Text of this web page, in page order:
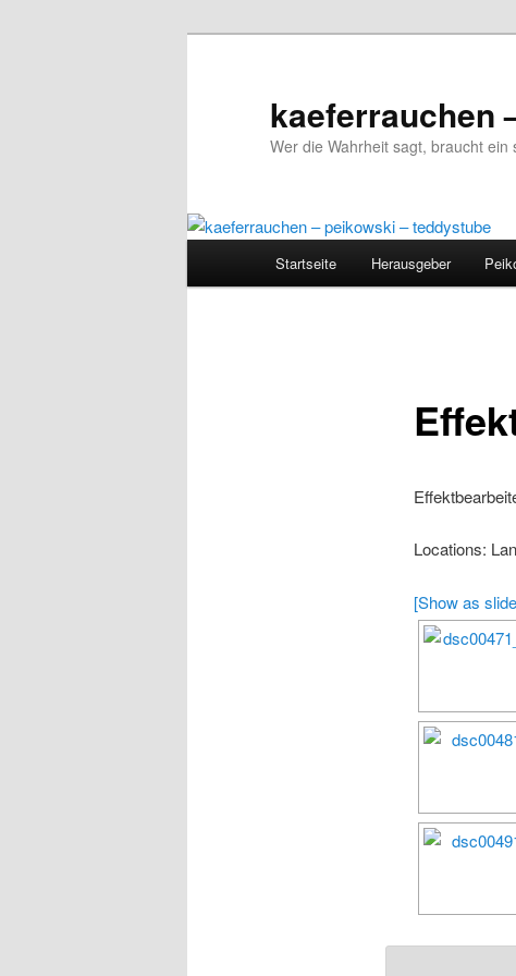
kaeferrauchen
Wer die Wahrheit sagt, braucht ein
Zum
Startseite Herausgeber
Locations:
[Show as